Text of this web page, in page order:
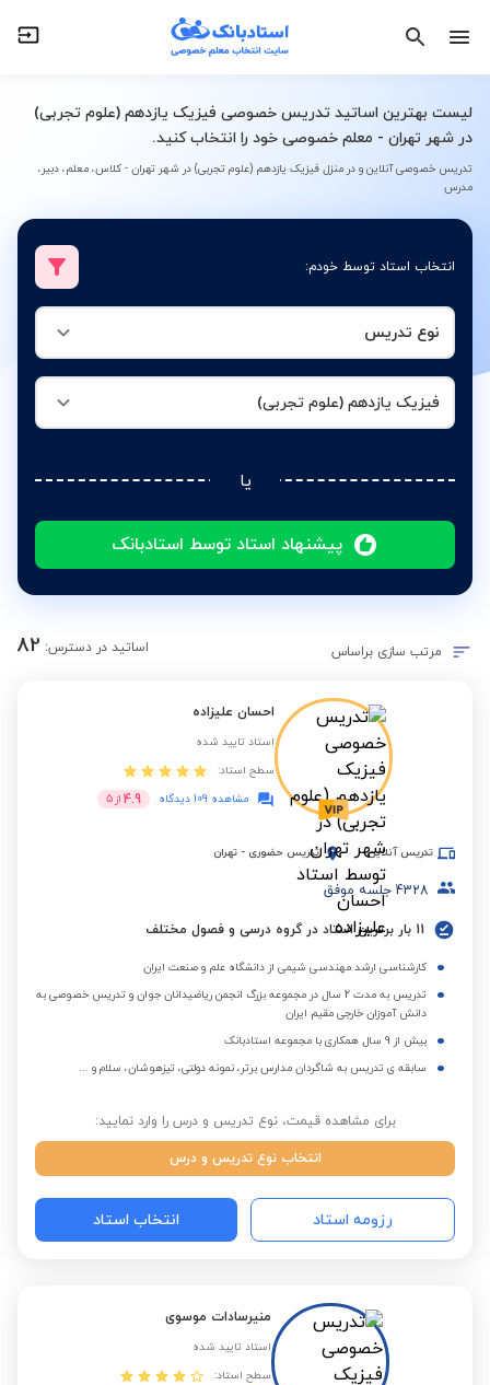
لیست بهترین اساتید تدریس خصوصی فیزیک یازدهم (علوم تجربی)
در شهر تهران - معلم خصوصی خود را انتخاب کنید.
تدریس خصوصی آنلاین و در منزل فیزیک یازدهم (علوم تجربی) در شهر تهران - کلاس، معلم، دبیر،
مدرس
انتخاب استاد توسط خودم:
نوع تدریس
فیزیک یازدهم (علوم تجربی)
یا
پیشنهاد استاد توسط استادبانک
مرتب سازی براساس اساتید در دسترس: 82
احسان علیزاده
استاد تایید شده
سطح استاد:
مشاهده 109 دیدگاه
4.9 از 5
تدریس آنلاین تدریس حضوری - تهران
4328 جلسه موفق
11 بار برترین استاد در گروه درسی و فصول مختلف
کارشناسی ارشد مهندسی شیمی از دانشگاه علم و صنعت ایران
تدریس به مدت 2 سال در مجموعه بزرگ انجمن ریاضیدانان جوان و تدریس خصوصی به
دانش آموزان خارجی مقیم ایران
بیش از 9 سال همکاری با مجموعه استادبانک
سابقه ی تدریس به شاگردان مدارس برتر، نمونه دولتی، تیزهوشان، سلام و ...
برای مشاهده قیمت، نوع تدریس و درس را وارد نمایید:
انتخاب نوع تدریس و درس
رزومه استاد انتخاب استاد
منیرسادات موسوی
استاد تایید شده
سطح استاد: